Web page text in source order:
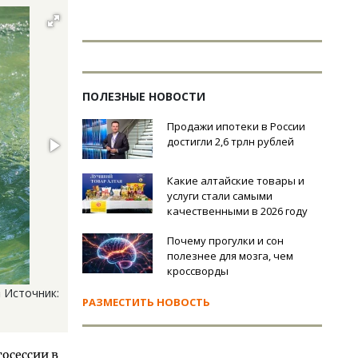
в
ПОЛЕЗНЫЕ НОВОСТИ
Продажи ипотеки в России
достигли 2,6 трлн рублей
Какие алтайские товары и
услуги стали самыми
качественными в 2026 году
Почему прогулки и сон
полезнее для мозга, чем
кроссворды
РАЗМЕСТИТЬ НОВОСТЬ